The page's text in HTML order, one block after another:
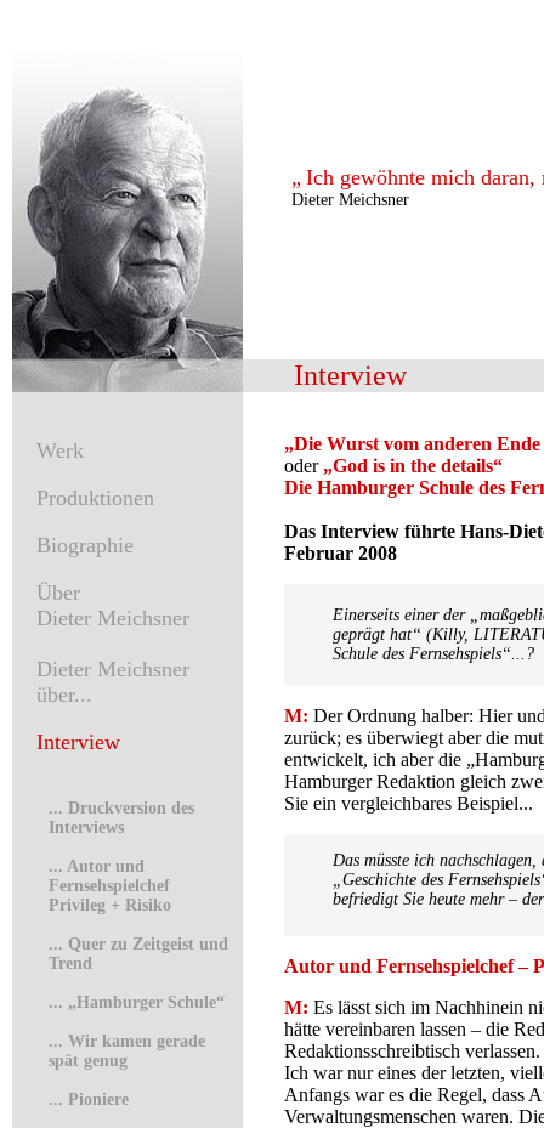
Werk
Produktionen
Biographie
Über
Dieter Meichsner
Dieter Meichsner
über...
Interview
... Druckversion des
Interviews
... Autor und
Fernsehspielchef
Privileg + Risiko
... Quer zu Zeitgeist und
Trend
... „Hamburger Schule“
... Wir kamen gerade
spät genug
... Pioniere
„ Ich gewöhnte mich
Dieter Meichsner
Interview
„Die Wurst vom anderen
oder„God is in the details“
Die Hamburger Schule des
Das Interview führte Hans-
Februar 2008
Einerseits einer der
geprägt hat“ (Killy,
Schule des Fernsehspiels“...?
M: Der Ordnung halber: Hier
zurück; es überwiegt aber die
entwickelt, ich aber die
Hamburger Redaktion gleich
Sie ein vergleichbares Beispiel...
Das müsste ich
„Geschichte des
befriedigt Sie heute mehr –
Autor und Fernsehspielchef –
M: Es lässt sich im Nachhinein
hätte vereinbaren lassen – die
Redaktionsschreibtisch
Ich war nur eines der letzten,
Anfangs war es die Regel, dass
Verwaltungsmenschen waren.